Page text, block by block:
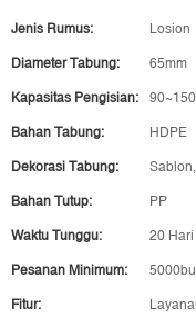
Jenis Rumus: Losion
Diameter Tabung: 65mm
Kapasitas Pengisian: 90~150
Bahan Tabung: HDPE
Dekorasi Tabung:
Bahan Tutup: PP
Waktu Tunggu: 20
Pesanan Minimum:
Fitur: